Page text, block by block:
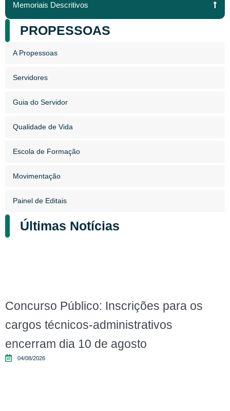
Memoriais Descritivos
PROPESSOAS
A Propessoas
Servidores
Guia do Servidor
Qualidade de Vida
Escola de Formação
Movimentação
Painel de Editais
Últimas Notícias
Concurso Público: Inscrições para os
cargos técnicos-administrativos
encerram dia 10 de agosto
04/08/2026